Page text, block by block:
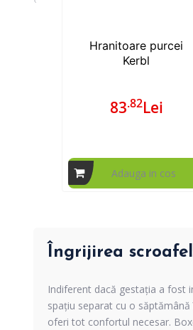
Hranitoare purcei
Kerbl
83.82Lei
Adauga in cos
Îngrijirea
Indiferent dacă gestația a fost
spațiu separat cu o
oferi tot confortul necesar.